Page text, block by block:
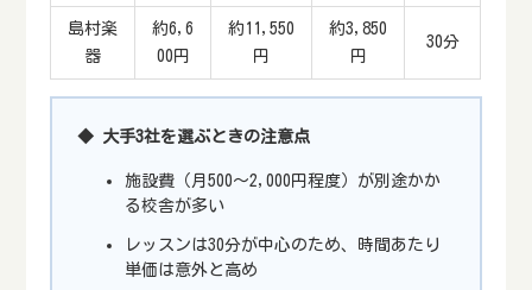
島村楽
器
約6,6
00円
約11,550
円
約3,850
円
30分
◆ 大手3社を選ぶときの注意点
施設費（月500～2,000円程度）が別途かか
る校舎が多い
レッスンは30分が中心のため、時間あたり
単価は意外と高め